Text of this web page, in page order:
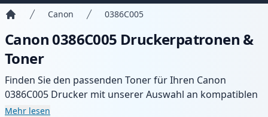
Canon 0386C005
Canon 0386C005 Druckerpatronen &
Toner
Finden Sie den passenden Toner für Ihren Canon
0386C005 Drucker mit unserer Auswahl an kompatiblen
und XL-Patronen. Profitieren Sie von gleichbleibender
Mehr lesen